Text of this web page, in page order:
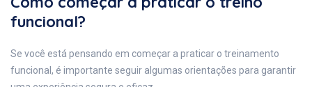
funcional?
Se você está pensando em começar a praticar o treinamento
funcional, é importante seguir algumas orientações para garantir